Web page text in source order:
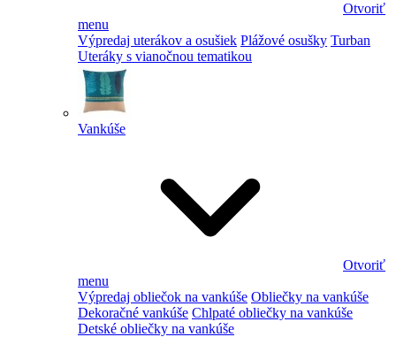
Otvoriť
menu
Výpredaj uterákov a osušiek Plážové osušky Turban
Uteráky s vianočnou tematikou
Vankúše
Otvoriť
menu
Výpredaj obliečok na vankúše Obliečky na vankúše
Dekoračné vankúše Chlpaté obliečky na vankúše
Detské obliečky na vankúše